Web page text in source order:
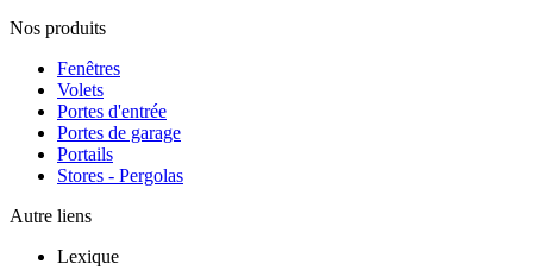
Nos produits
Fenêtres
Volets
Portes d'entrée
Portes de garage
Portails
Stores - Pergolas
Autre liens
Lexique